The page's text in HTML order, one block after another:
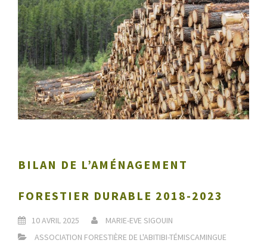
BILAN DE L’AMÉNAGEMENT
FORESTIER DURABLE 2018-2023
10 AVRIL 2025
MARIE-EVE SIGOUIN
ASSOCIATION FORESTIÈRE DE L'ABITIBI-TÉMISCAMINGUE